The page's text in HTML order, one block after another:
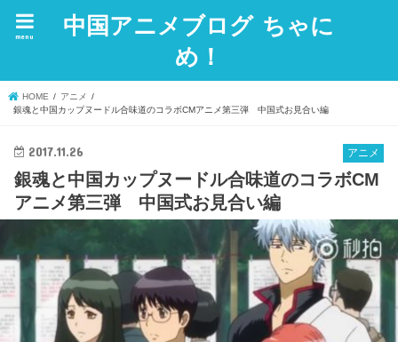
中国アニメブログ ちゃに
め！
menu
HOME
アニメ
銀魂と中国カップヌードル合味道のコラボCMアニメ第三弾 中国式お見合い編
アニメ
2017.11.26
銀魂と中国カップヌードル合味道のコラボCM
アニメ第三弾 中国式お見合い編